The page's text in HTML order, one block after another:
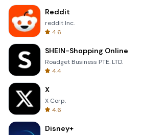
Reddit
reddit Inc.
4.6
SHEIN-Shopping Online
Roadget Business PTE. LTD.
4.4
X
X Corp.
4.6
Disney+